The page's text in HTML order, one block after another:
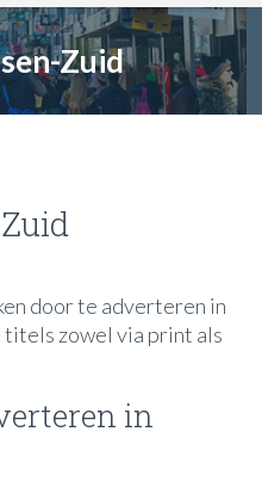
Zuid
door te adverteren in
titels zowel via print als
in